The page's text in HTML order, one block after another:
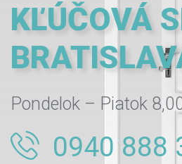
KĽÚČOVÁ
Pondelok – Piatok
0940 888